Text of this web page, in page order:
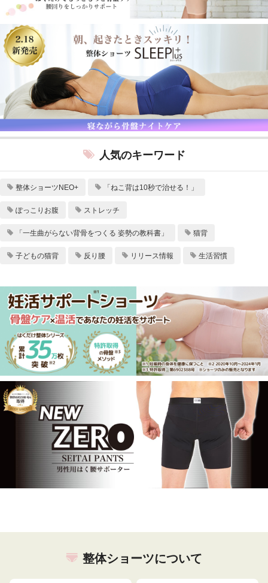
人気のキーワード
整体ショーツNEO+ 「ねこ背は10秒で治せる！」
ぽっこりお腹 ストレッチ
「一生曲がらない背骨をつくる 姿勢の教科書」 猫背
子どもの猫背 反り腰 リリース情報 生活習慣
整体ショーツについて